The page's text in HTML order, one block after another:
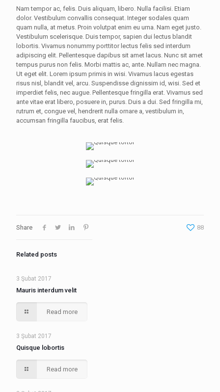
Nam tempor ac, felis. Duis aliquam, libero. Nulla facilisi. Etiam
dolor. Vestibulum convallis consequat. Integer sodales quam
quam nulla, at metus. Proin volutpat enim eu urna. Nam eget justo.
Vestibulum scelerisque. Duis tempor, sapien dui lectus blandit
lobortis. Vivamus nonummy porttitor lectus felis sed interdum
adipiscing elit. Pellentesque dapibus sit amet lacus. Nunc sit amet
tempus purus non felis. Morbi mattis ac, ante. Nullam nec magna.
Ut eget elit. Lorem ipsum primis in wisi. Vivamus lacus egestas
risus nisl, blandit vel, arcu. Suspendisse dignissim id, wisi. Sed et
imperdiet felis, nec augue. Pellentesque fringilla erat. Vivamus sed
ante vitae erat libero, posuere in, purus. Duis a dui. Sed fringilla mi,
rutrum et, congue vel, hendrerit nulla ornare a, vestibulum in,
accumsan fringilla faucibus, erat felis.
Share 88
Related posts
3 Şubat 2017
Mauris interdum velit
Read more
3 Şubat 2017
Quisque lobortis
Read more